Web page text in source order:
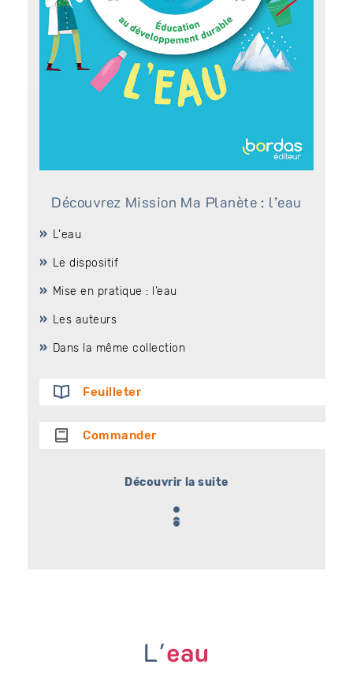
Découvrez Mission Ma Planète : l’eau
L'eau
Le dispositif
Mise en pratique : l’eau
Les auteurs
Dans la même collection
Feuilleter
Commander
Découvrir la suite
L'eau